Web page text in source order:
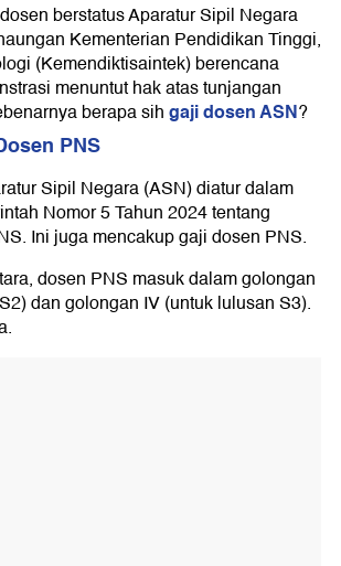
berstatus Aparatur Sipil Negara
Kementerian Pendidikan Tinggi,
(Kemendiktisaintek) berencana
menuntut hak atas tunjangan
berapa sihgaji dosen ASN?
PNS
Sipil Negara (ASN) diatur dalam
Nomor 5 Tahun 2024 tentang
Ini juga mencakup gaji dosen PNS.
dosen PNS masuk dalam golongan
dan golongan IV (untuk lulusan S3).